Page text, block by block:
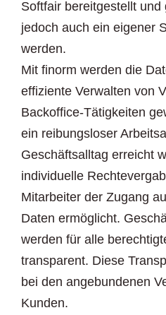
Softfair bereitgestellt und
jedoch auch ein eigener
werden.
Mit finorm werden die
effiziente Verwalten von
Backoffice-Tätigkeiten
ein reibungsloser
Geschäftsalltag erreicht
individuelle
Mitarbeiter der Zugang
Daten ermöglicht.
werden für alle
transparent. Diese
bei den angebundenen
Kunden.